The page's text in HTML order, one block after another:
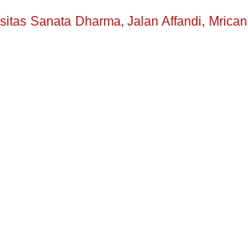
Sanata Dharma, Jalan Affandi,